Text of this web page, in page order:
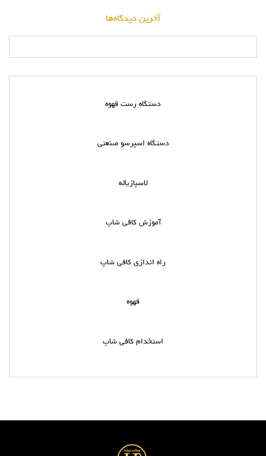
آخرین دیدگاه‌ها
دستگاه رست قهوه
دستگاه اسپرسو صنعتی
لاسپازیاله
آموزش کافی شاپ
راه اندازی کافی شاپ
قهوه
استخدام کافی شاپ